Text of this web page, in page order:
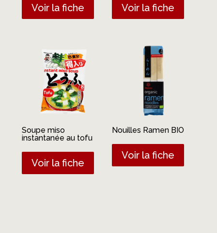
Voir la fiche Voir la fiche
Soupe miso
instantanée au tofu
Voir la fiche
Nouilles Ramen BIO
Voir la fiche